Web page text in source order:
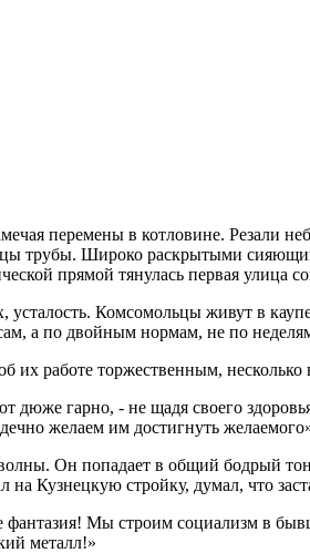
перемены в котловине. Резали
трубы. Широко раскрытыми
прямой тянулась первая улица
Комсомольцы живут в
а по двойным нормам, не по
их работе торжественным,
дюже гарно, - не щадя своего
желаем им достигнуть
Он попадает в общий бодрый
Кузнецкую стройку, думал, что
фантазия! Мы строим социализм в
металл!»